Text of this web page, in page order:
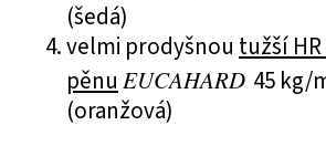
(šedá)
velmi prodyšnou tužší
pěnu EUCAHARD 45 kg/
(oranžová)